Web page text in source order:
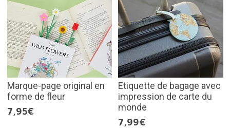
Marque-page original en
forme de fleur
7,95€
Etiquette de bagage avec
impression de carte du
monde
7,99€